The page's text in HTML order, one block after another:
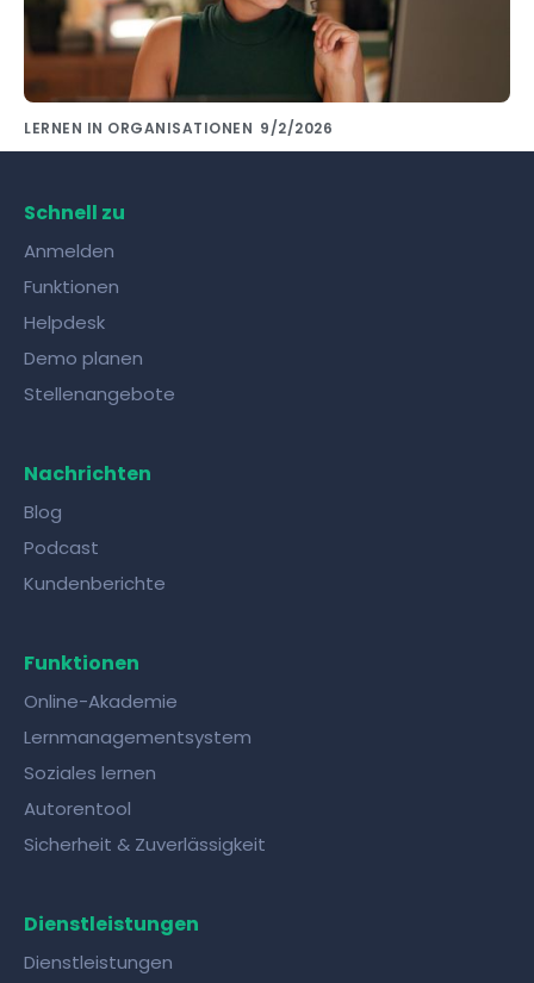
LERNEN IN ORGANISATIONEN 9/2/2026
Schnell zu
Anmelden
Funktionen
Helpdesk
Demo planen
Stellenangebote
Nachrichten
Blog
Podcast
Kundenberichte
Funktionen
Online-Akademie
Lernmanagementsystem
Soziales lernen
Autorentool
Sicherheit & Zuverlässigkeit
Dienstleistungen
Dienstleistungen